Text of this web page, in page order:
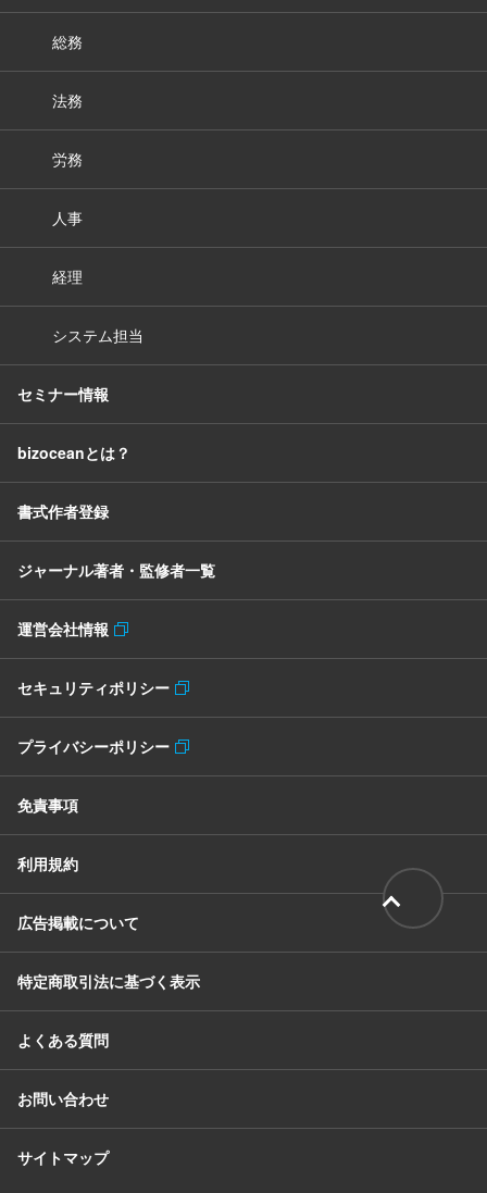
総務
法務
労務
人事
経理
システム担当
セミナー情報
bizoceanとは？
書式作者登録
ジャーナル著者・監修者一覧
運営会社情報
セキュリティポリシー
プライバシーポリシー
免責事項
利用規約
広告掲載について
特定商取引法に基づく表示
よくある質問
お問い合わせ
サイトマップ